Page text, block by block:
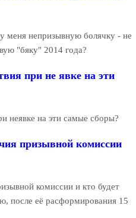
меня непризывную болячку - не
"бяку" 2014 года?
при не явке на эти
неявке на эти самые сборы?
призывной комиссии
комиссии и кто будет
после её расформирования 15